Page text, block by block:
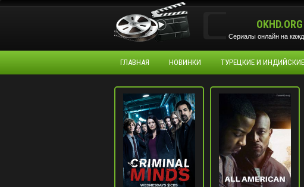
OKHD.ORG
Сериалы онлайн на
ГЛАВНАЯ НОВИНКИ ТУРЕЦКИЕ И